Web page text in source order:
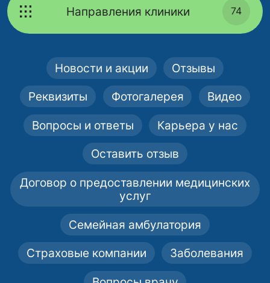
Направления клиники 74
Новости и акции Отзывы
Реквизиты Фотогалерея Видео
Вопросы и ответы Карьера у нас
Оставить отзыв
Договор о предоставлении медицинских
услуг
Семейная амбулатория
Страховые компании Заболевания